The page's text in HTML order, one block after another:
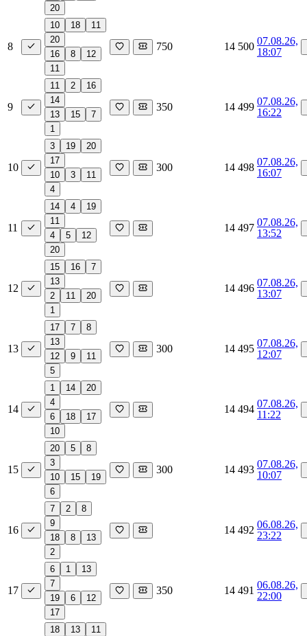
20
8
10 18
11
20
16
8
12
11
750 14 500 07.08.26,
18:07
9
11 2
16
14
13
15
7
1
350 14 499 07.08.26,
16:22
10
3 19
20
17
10
3
11
4
300 14 498 07.08.26,
16:07
11
14 4
19
11
4
5
12
20
14 497 07.08.26,
13:52
12
15 16
7
13
2
11
20
1
14 496 07.08.26,
13:07
13
17 7
8
13
12
9
11
5
300 14 495 07.08.26,
12:07
14
1 14
20
4
6
18
17
10
14 494 07.08.26,
11:22
15
20 5
8
3
10
15
19
6
300 14 493 07.08.26,
10:07
16
7 2
8
9
18
8
13
2
14 492 06.08.26,
23:22
17
6 1
13
7
19
6
12
17
350 14 491 06.08.26,
22:00
18 13
11